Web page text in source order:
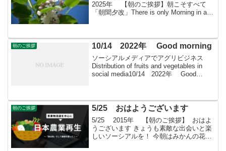
2025年 【朝のご挨拶】朝こそすべて
「朝聞夕改」There is only Morning in all
朝のご挨拶 10/14 2022年 Good morning
ソーシアルメディアでアグリビジネス
Distribution of fruits and vegetables in
social media10/14 2022年 Good
朝のご挨拶 5/25 おはようございます
5/25 2015年 【朝のご挨拶】 おはよ
うございます きょうも素敵な出会いと楽
しいソーシアルを！ 今朝はみかんの花と